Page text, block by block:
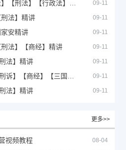
09-11
法】精讲 09-11
安精讲 09-11
法】【商经】精讲 09-11
法】精讲 09-11
09-11
法】精讲 09-11
更多>>
视频教程 08-04